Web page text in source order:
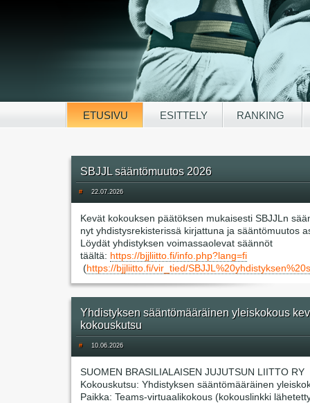
ETUSIVU ESITTELY RANKING
SBJJL sääntömuutos 2026
# 22.07.2026
Kevät kokouksen päätöksen mukaisesti SBJJLn
nyt yhdistysrekisterissä kirjattuna ja sääntömuutos
Löydät yhdistyksen voimassaolevat säännöt
täältä: https://bjjliitto.fi/info.php?lang=fi
(https://bjjliitto.fi/vir_tied/
Yhdistyksen sääntömääräinen yleiskokous
kokouskutsu
# 10.06.2026
SUOMEN BRASILIALAISEN JUJUTSUN LIITTO RY
Kokouskutsu: Yhdistyksen sääntömääräinen
Paikka: Teams-virtuaalikokous (kokouslinkki